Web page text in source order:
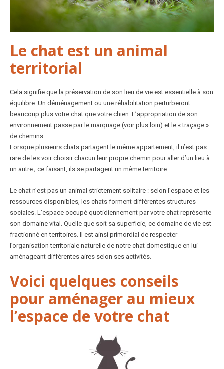
Le chat est un animal
territorial
Cela signifie que la préservation de son lieu de vie est essentielle à son
équilibre. Un déménagement ou une réhabilitation perturberont
beaucoup plus votre chat que votre chien. L’appropriation de son
environnement passe par le marquage (voir plus loin) et le « traçage »
de chemins.
Lorsque plusieurs chats partagent le même appartement, il n’est pas
rare de les voir choisir chacun leur propre chemin pour aller d’un lieu à
un autre ; ce faisant, ils se partagent un même territoire.
Le chat n’est pas un animal strictement solitaire : selon l’espace et les
ressources disponibles, les chats forment différentes structures
sociales. L’espace occupé quotidiennement par votre chat représente
son domaine vital. Quelle que soit sa superficie, ce domaine de vie est
fractionné en territoires. Il est ainsi primordial de respecter
l’organisation territoriale naturelle de notre chat domestique en lui
aménageant différentes aires selon ses activités.
Voici quelques conseils
pour aménager au mieux
l’espace de votre chat